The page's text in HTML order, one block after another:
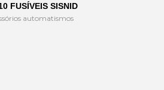
FUSÍVEIS SISNID
automatismos